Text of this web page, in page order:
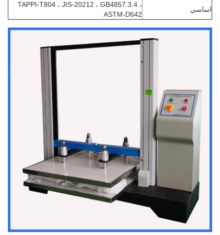
اساسي
TAPPI-T804 ، JIS-20212 ، GB4857.3.4 ،
ASTM-D642